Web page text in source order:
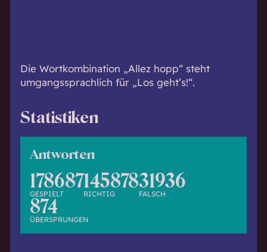
Die Wortkombination „Allez hopp“ steht
umgangssprachlich für „Los geht’s!“.
Statistiken
Antworten
178687
GESPIELT
145878
RICHTIG
31936
FALSCH
874
ÜBERSPRUNGEN